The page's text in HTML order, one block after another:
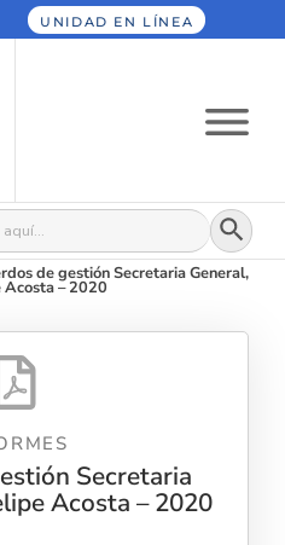
UNIDAD EN LÍNEA
Botón
de gestión Secretaria General,
Acosta – 2020
Secretaria
Acosta – 2020